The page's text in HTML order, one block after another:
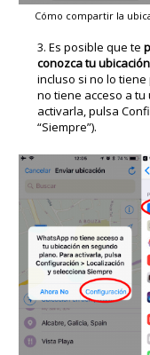
Cómo compartir la
Es posible que te
conozca tu ubicación
incluso si no lo
no tiene acceso a
activarla, pulsa
“Siempre”).